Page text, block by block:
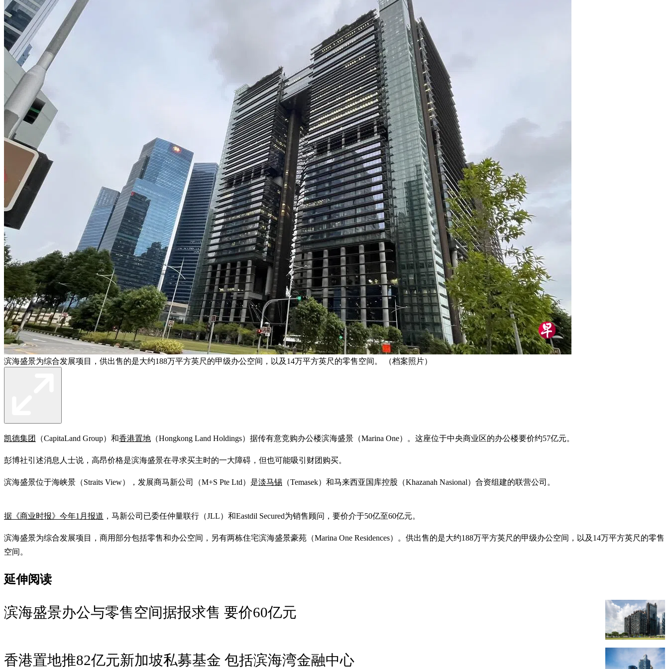
滨海盛景为综合发展项目，供出售的是大约188万平方英尺的甲级办公空间，以及14万平方英尺的零售空间。 （档案照片）
凯德集团 （CapitaLand Group）和香港置地 （Hongkong Land Holdings）据传有意竞购办公楼滨海盛景（Marina One）。这座位于中央商业区的办公楼要价约57亿元。
彭博社引述消息人士说，高昂价格是滨海盛景在寻求买主时的一大障碍，但也可能吸引财团购买。
滨海盛景位于海峡景（Straits View），发展商马新公司（M+S Pte Ltd）是淡马锡 （Temasek）和马来西亚国库控股（Khazanah Nasional）合资组建的联营公司。
据《商业时报》今年1月报道 ，马新公司已委任仲量联行（JLL）和Eastdil Secured为销售顾问，要价介于50亿至60亿元。
滨海盛景为综合发展项目，商用部分包括零售和办公空间，另有两栋住宅滨海盛景豪苑（Marina One Residences）。供出售的是大约188万平方英尺的甲级办公空间，以及14万平方英尺的零售
空间。
延伸阅读
滨海盛景办公与零售空间据报求售 要价60亿元
香港置地推82亿元新加坡私募基金 包括滨海湾金融中心